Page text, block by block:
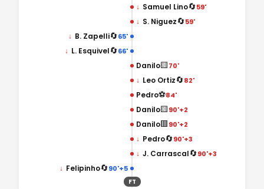
↓ Samuel Lino🔄59'
↓ S. Niguez🔄59'
65'
🔄
↓ B. Zapelli
66'
🔄
↓ L. Esquivel
Danilo🟨70'
↓ Leo Ortiz🔄82'
Pedro⚽84'
Danilo🟨90'+2
Danilo🟥90'+2
↓ Pedro🔄90'+3
↓ J. Carrascal🔄90'+3
90'+5
🔄
↓ Felipinho
FT